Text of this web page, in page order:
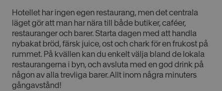
Hotellet har ingen egen restaurang, men det centrala
läget gör att man har nära till både butiker, caféer,
restauranger och barer. Starta dagen med att handla
nybakat bröd, färsk juice, ost och chark för en frukost på
rummet. På kvällen kan du enkelt välja bland de lokala
restaurangerna i byn, och avsluta med en god drink på
någon av alla trevliga barer. Allt inom några minuters
gångavstånd!